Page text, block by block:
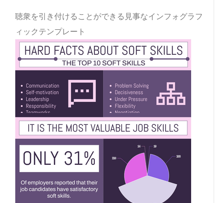
聴衆を引き付けることができる見事なインフォグラフ
ィックテンプレート